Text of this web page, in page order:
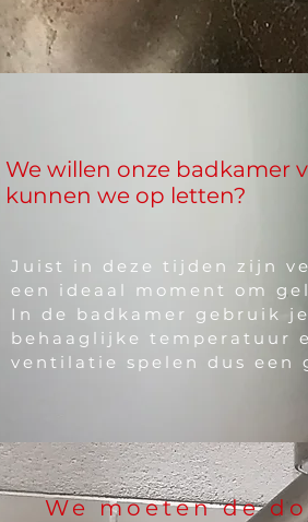
We willen onze badkamer
kunnen we op letten?
Juist in deze tijden zijn
een ideaal moment om
In de badkamer gebruik
behaaglijke temperatuur
ventilatie spelen dus een
We moeten de